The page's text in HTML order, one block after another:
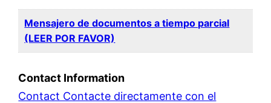
Mensajero de documentos a tiempo parcial
(LEER POR FAVOR)
Contact Information
Contact Contacte directamente con el